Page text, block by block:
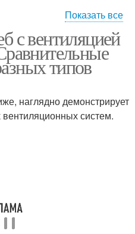
вентиляция
Трубы для вентиляции
Показать все
с вентиляцией
типов
наглядно демонстрирует
систем.